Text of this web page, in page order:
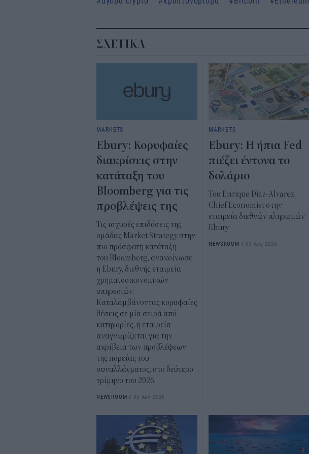
ΣΧΕΤΙΚΑ
MARKETS
Ebury: Κορυφαίες
διακρίσεις στην
κατάταξη του
Bloomberg για τις
προβλέψεις της
Τις ισχυρές επιδόσεις της
ομάδας Market Strategy στην
πιο πρόσφατη κατάταξη
του Bloomberg, ανακοίνωσε
η Ebury, διεθνής εταιρεία
χρηματοοικονομικών
υπηρεσιών.
Καταλαμβάνοντας κορυφαίες
θέσεις σε μία σειρά από
κατηγορίες, η εταιρεία
αναγνωρίζεται για την
ακρίβεια των προβλέψεων
της πορείας του
συναλλάγματος, στο δεύτερο
τρίμηνο του 2026.
NEWSROOM / 05 Αυγ 2026
MARKETS
Ebury: Η ήπια Fed
πιέζει έντονα το
δολάριο
Του Enrique Diaz-Alvarez,
Chief Economist στην
εταιρεία διεθνών πληρωμών
Ebury
NEWSROOM / 03 Αυγ 2026